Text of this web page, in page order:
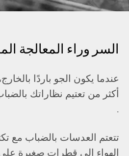
السر وراء المعالجة
عندما يكون الجو باردًا
أكثر من تعتيم نظاراتك
.
تتعتم العدسات بالضباب مع
الهواء إلى قطرات صغيرة